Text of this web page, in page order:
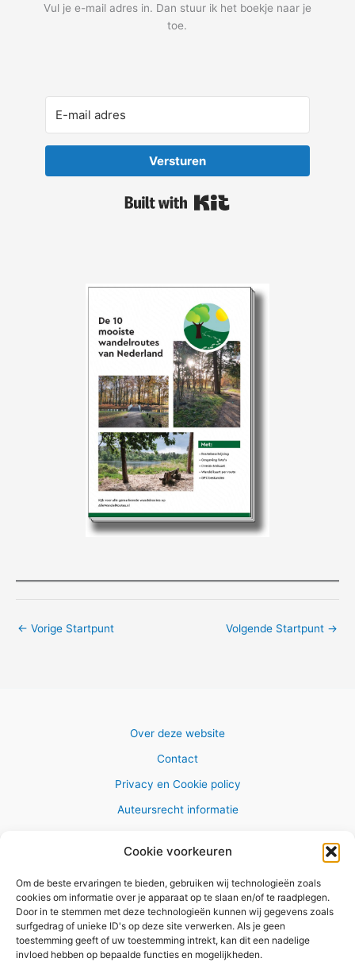
Cookie voorkeuren
Om de beste ervaringen te bieden, gebruiken wij technologieën zoals
cookies om informatie over je apparaat op te slaan en/of te raadplegen.
Door in te stemmen met deze technologieën kunnen wij gegevens zoals
surfgedrag of unieke ID's op deze site verwerken. Als je geen
toestemming geeft of uw toestemming intrekt, kan dit een nadelige
invloed hebben op bepaalde functies en mogelijkheden.
Vul je e-mail adres in. Dan stuur ik het boekje naar je
toe.
Versturen
← Vorige Startpunt Volgende Startpunt →
Over deze website
Contact
Privacy en Cookie policy
Auteursrecht informatie
Copyright © 2026 AlleWandelRoutes.nl